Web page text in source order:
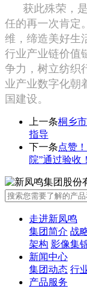
获此殊荣，是
任的再一次肯定
维，缔造美好生
行业产业链价值
争力，树立纺织
业产业数字化朝
国建设。
上一条桐乡
指导
下一条点赞
院”通过验收！
走进新凤鸣
集团简介 战
架构 影像集
新闻中心
集团动态 行
产品服务